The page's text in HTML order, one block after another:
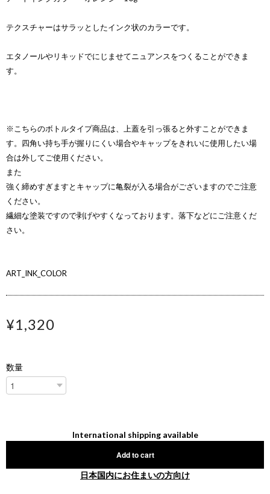
テクスチャーはサラッとしたインク状のカラーです。
エタノールやリキッドでにじませてニュアンスをつくることができま
す。
※こちらのボトルタイプ商品は、上蓋を引っ張ると外すことができま
す。四角い持ち手が握りにくい場合やキャップをきれいに使用したい場
合は外してご使用ください。
また
強く締めすぎますとキャップに亀裂が入る場合がございますのでご注意
ください。
繊細な塗装ですので剥げやすくなっております。落下などにご注意くだ
さい。
ART_INK_COLOR
¥1,320
数量
International shipping available
Add to cart
日本国内にお住まいの方向け